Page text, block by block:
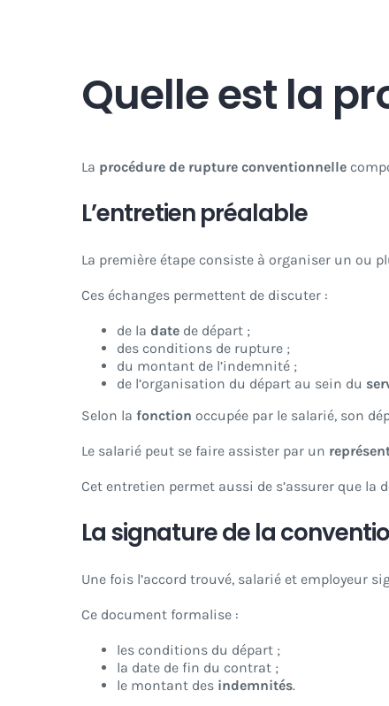
Quelle est la
La procédure de rupture conventionnelle
L’entretien préalable
La première étape consiste à organiser un ou
Ces échanges permettent de discuter :
de la date de départ ;
des conditions de rupture ;
du montant de l’indemnité ;
de l’organisation du départ au sein du
Selon la fonction occupée par le salarié, son
Le salarié peut se faire assister par un
Cet entretien permet aussi de s’assurer que la
La signature de la
Une fois l’accord trouvé, salarié et employeur
Ce document formalise :
les conditions du départ ;
la date de fin du contrat ;
le montant des indemnités.